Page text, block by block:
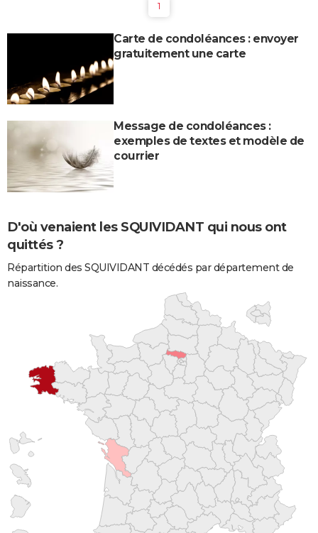
1
Carte de condoléances : envoyer
gratuitement une carte
Message de condoléances :
exemples de textes et modèle de
courrier
D'où venaient les SQUIVIDANT qui nous ont
quittés ?
Répartition des SQUIVIDANT décédés par département de
naissance.